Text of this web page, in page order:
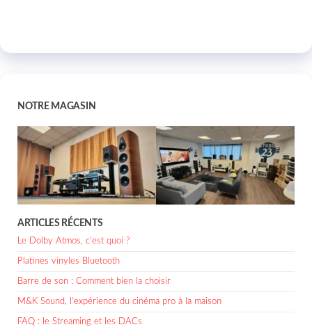
NOTRE MAGASIN
ARTICLES RÉCENTS
Le Dolby Atmos, c’est quoi ?
Platines vinyles Bluetooth
Barre de son : Comment bien la choisir
M&K Sound, l’expérience du cinéma pro à la maison
FAQ : le Streaming et les DACs